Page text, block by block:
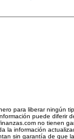
para liberar ningún
puede
no tienen
la información
sin garantía de que